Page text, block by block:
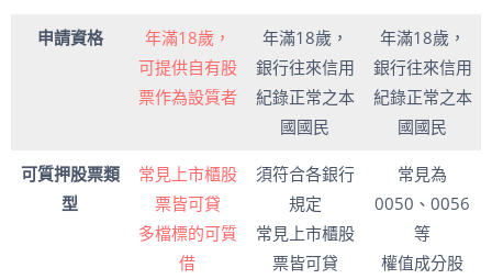
申請資格
年滿18歲，
可提供自有股
票作為設質者
年滿18歲，
銀行往來信用
紀錄正常之本
國國民
年滿18歲，
銀行往來信用
紀錄正常之本
國國民
可質押股票類
型
常見上市櫃股
票皆可貸
多檔標的可質
借
須符合各銀行
規定
常見上市櫃股
票皆可貸
常見為
0050、0056
等
權值成分股